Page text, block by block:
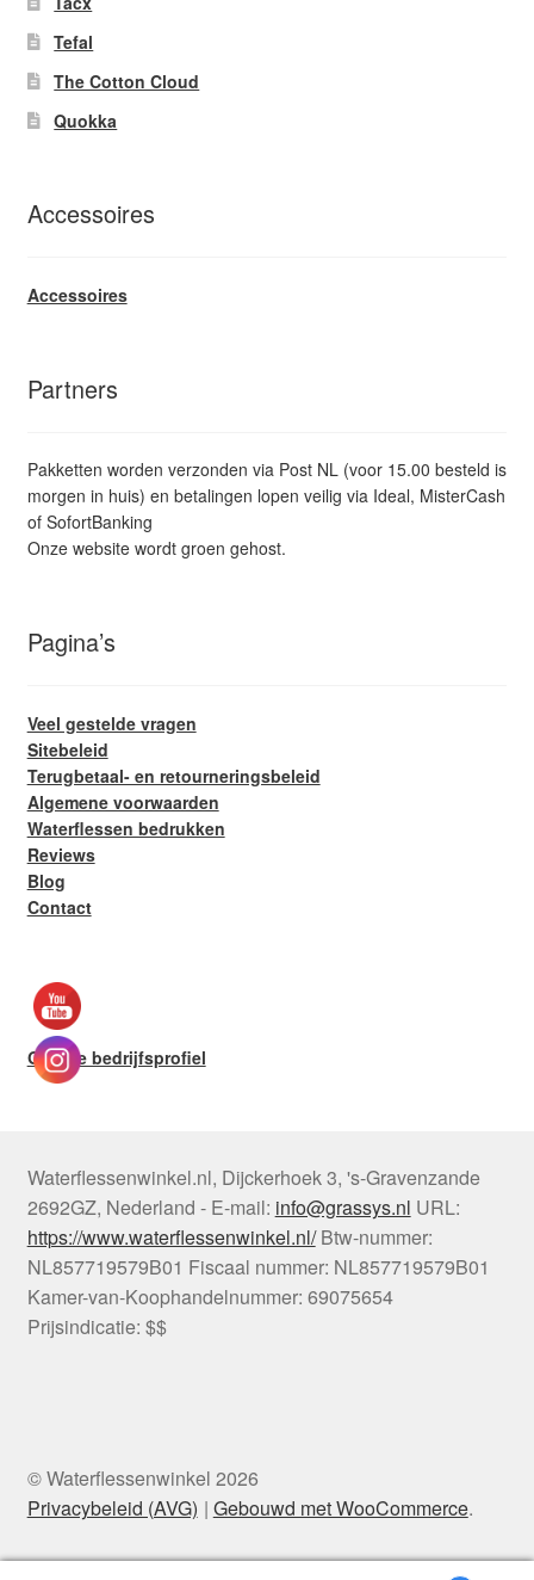
Tefal
The Cotton Cloud
Quokka
Accessoires
Accessoires
Partners
Pakketten worden verzonden via Post NL (voor 15.00 besteld is
morgen in huis) en betalingen lopen veilig via Ideal, MisterCash
of SofortBanking
Onze website wordt groen gehost.
Pagina’s
Veel gestelde vragen
Sitebeleid
Terugbetaal- en retourneringsbeleid
Algemene voorwaarden
Waterflessen bedrukken
Reviews
Blog
Contact
Google bedrijfsprofiel
Waterflessenwinkel.nl, Dijckerhoek 3, 's-Gravenzande
2692GZ, Nederland - E-mail: info@grassys.nl URL:
https://www.waterflessenwinkel.nl/ Btw-nummer:
NL857719579B01 Fiscaal nummer: NL857719579B01
Kamer-van-Koophandelnummer: 69075654
Prijsindicatie: $$
© Waterflessenwinkel 2026
Privacybeleid (AVG)
Gebouwd met WooCommerce.